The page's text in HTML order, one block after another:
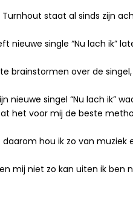
staat al sinds zijn
nieuwe single “Nu lach ik”
brainstormen over de
nieuwe singel “Nu lach ik”
het voor mij de beste
hou ik zo van muziek
mij niet zo kan uiten ik ben